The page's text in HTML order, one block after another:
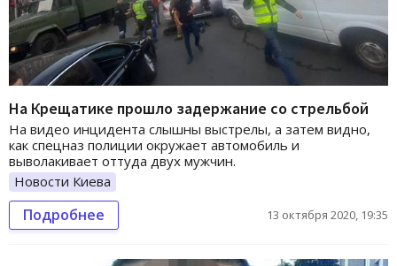
На Крещатике прошло задержание со стрельбой
На видео инцидента слышны выстрелы, а затем видно,
как спецназ полиции окружает автомобиль и
выволакивает оттуда двух мужчин.
Новости Киева
Подробнее 13 октября 2020, 19:35